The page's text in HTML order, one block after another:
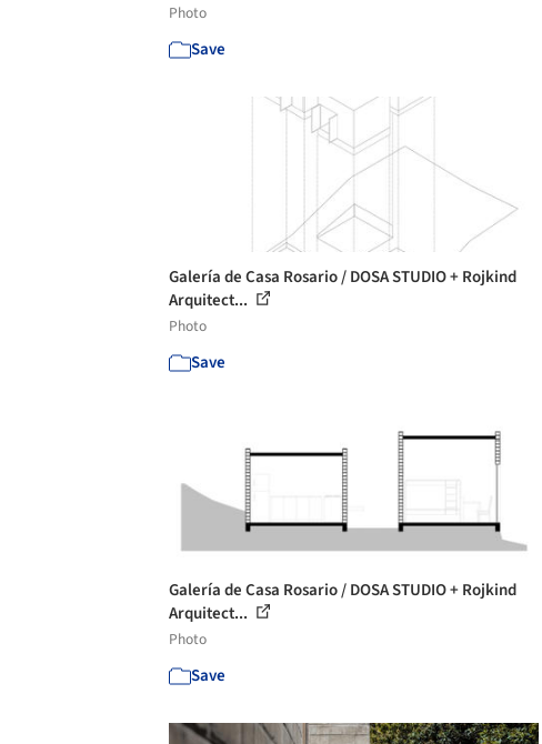
Photo
Save
Galería de Casa Rosario / DOSA STUDIO + Rojkind
Arquitect...
Photo
Save
Galería de Casa Rosario / DOSA STUDIO + Rojkind
Arquitect...
Photo
Save